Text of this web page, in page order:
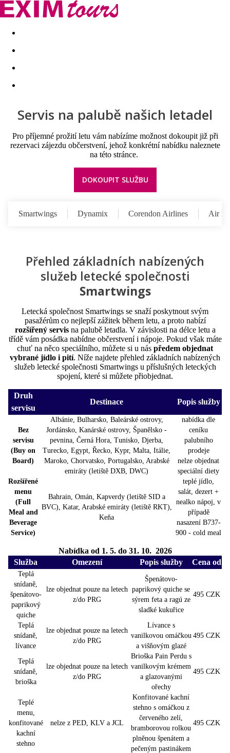
Akční nabídky Last minute
Servis na palubě našich letadel
Pro příjemné prožití letu vám nabízíme možnost dokoupit již při
rezervaci zájezdu občerstvení, jehož konkrétní nabídku naleznete
na této stránce.
DOKOUPIT SLUŽBU
Smartwings Dynamix Corendon Airlines Air
Přehled základních nabízených
služeb letecké společnosti
Smartwings
Letecká společnost Smartwings se snaží poskytnout svým
pasažérům co nejlepší zážitek během letu, a proto nabízí
rozšířený servisna palubě letadla. V závislosti na délce letu a
třídě vám posádka nabídne občerstvení i nápoje. Pokud však máte
chuť na něco speciálního, můžete si u nás předem objednat
vybrané jídlo i pití. Níže najdete přehled základních nabízených
služeb letecké společnosti Smartwings u příslušných leteckých
spojení, které si můžete přiobjednat.
Druh
servisu
Destinace Popis služby
Bez
servisu
(Buy on
Board)
Albánie, Bulharsko, Baleárské ostrovy,
Jordánsko, Kanárské ostrovy, Španělsko -
pevnina, Černá Hora, Tunisko, Djerba,
Turecko, Egypt, Řecko, Kypr, Malta, Itálie,
Maroko, Chorvatsko, Portugalsko, Arabské
emiráty (letiště DXB, DWC)
nabídka dle
ceníku
palubního
prodeje
nelze objednat
speciální diety
Rozšířené
menu
(Full
Meal and
Beverage
Service)
Bahrain, Omán, Kapverdy (letiště SID a
BVC), Katar, Arabské emiráty (letiště RKT),
Keňa
teplé jídlo,
salát, dezert +
nealko nápoj, v
případě
nasazení B737-
900 - cold meal
Nabídka od 1. 5. do 31. 10. 2026
Služba
Omezení Popis služby Cena od
Teplá
snídaně,
špenátovo-
paprikový
quiche
lze objednat pouze na letech
z/do PRG
Špenátovo-
paprikový quiche se
sýrem feta a ragú ze
sladké kukuřice
495 CZK
Teplá
snídaně,
lívance
lze objednat pouze na letech
z/do PRG
Lívance s
vanilkovou omáčkou
a višňovým glazé
495 CZK
Teplá
snídaně,
brioška
lze objednat pouze na letech
z/do PRG
Brioška Pain Perdu s
vanilkovým krémem
a glazovanými
ořechy
495 CZK
Teplé
menu,
konfitované
kachní
stehno
nelze z PED, KLV a JCL
Konfitované kachní
stehno s omáčkou z
červeného zelí,
bramborovou rolkou
plněnou špenátem a
pečeným pastinákem
495 CZK